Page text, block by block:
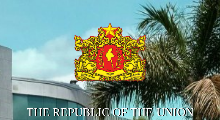
THE REPUBLIC OF THE UNION